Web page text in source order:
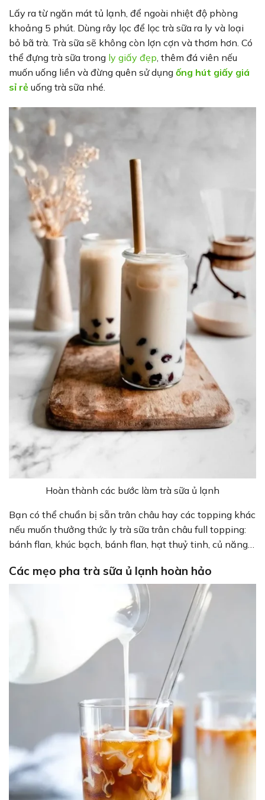
Lấy ra từ ngăn mát tủ lạnh, để ngoài nhiệt độ phòng
khoảng 5 phút. Dùng rây lọc để lọc trà sữa ra ly và loại
bỏ bã trà. Trà sữa sẽ không còn lợn cợn và thơm hơn. Có
thể đựng trà sữa trong ly giấy đẹp , thêm đá viên nếu
muốn uống liền và đừng quên sử dụng ống hút giấy giá
sỉ rẻ uống trà sữa nhé.
Hoàn thành các bước làm trà sữa ủ lạnh
Bạn có thể chuẩn bị sẵn trân châu hay các topping khác
nếu muốn thưởng thức ly trà sữa trân châu full topping:
bánh flan, khúc bạch, bánh flan, hạt thuỷ tinh, củ năng…
Các mẹo pha trà sữa ủ lạnh hoàn hảo